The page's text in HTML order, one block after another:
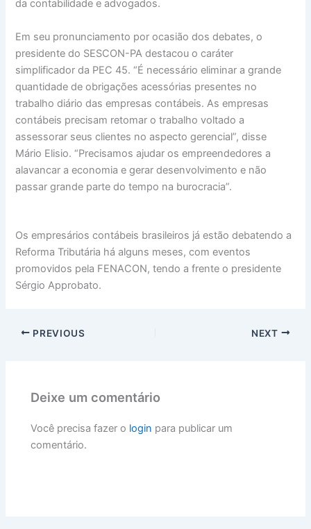
da contabilidade e advogados.
Em seu pronunciamento por ocasião dos debates, o
presidente do SESCON-PA destacou o caráter
simplificador da PEC 45. “É necessário eliminar a grande
quantidade de obrigações acessórias presentes no
trabalho diário das empresas contábeis. As empresas
contábeis precisam retomar o trabalho voltado a
assessorar seus clientes no aspecto gerencial”, disse
Mário Elisio. “Precisamos ajudar os empreendedores a
alavancar a economia e gerar desenvolvimento e não
passar grande parte do tempo na burocracia”.
Os empresários contábeis brasileiros já estão debatendo a
Reforma Tributária há alguns meses, com eventos
promovidos pela FENACON, tendo a frente o presidente
Sérgio Approbato.
PREVIOUS NEXT
Deixe um comentário
Você precisa fazer o login para publicar um
comentário.